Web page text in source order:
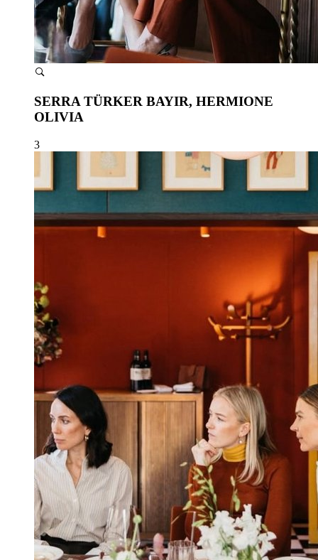
SERRA TÜRKER BAYIR, HERMIONE
OLIVIA
3